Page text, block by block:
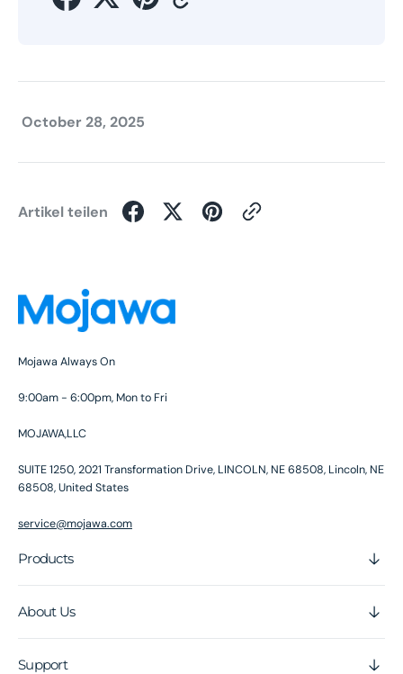
October 28, 2025
Artikel teilen
Mojawa Always On
9:00am - 6:00pm, Mon to Fri
MOJAWA,LLC
SUITE 1250, 2021 Transformation Drive, LINCOLN, NE 68508, Lincoln, NE
68508, United States
service@mojawa.com
Products
About Us
Support